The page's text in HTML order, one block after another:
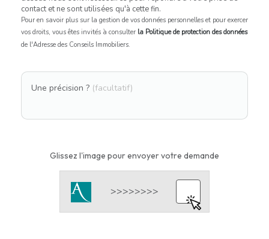
contact et ne sont utilisées qu'à cette fin.
Pour en savoir plus sur la gestion de vos données personnelles et pour exercer
vos droits, vous êtes invités à consulter la Politique de protection des données
de l'Adresse des Conseils Immobiliers.
Une précision ? (facultatif)
Glissez l'image pour envoyer votre demande